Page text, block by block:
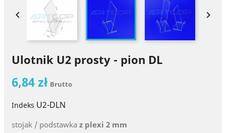
 
Ulotnik U2 prosty - pion DL
6,84 zł Brutto
Indeks U2-DLN
stojak / podstawka z plexi 2 mm